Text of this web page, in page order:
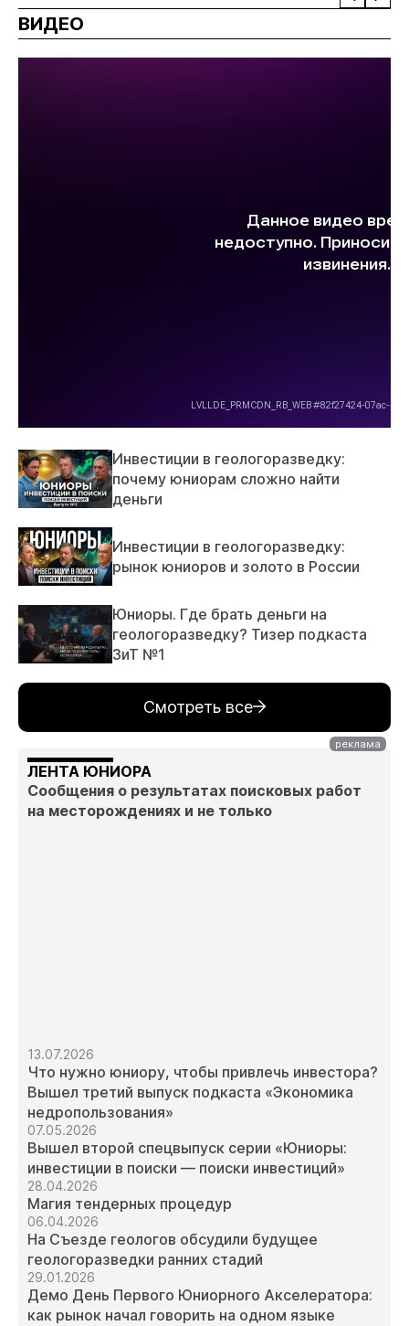
ВИДЕО
Инвестиции в геологоразведку:
почему юниорам сложно найти
деньги
Инвестиции в геологоразведку:
рынок юниоров и золото в России
Юниоры. Где брать деньги на
геологоразведку? Тизер подкаста
ЗиТ №1
Смотреть все
ЛЕНТА ЮНИОРА
Сообщения о результатах поисковых работ
на месторождениях и не только
13.07.2026
Что нужно юниору, чтобы привлечь инвестора?
Вышел третий выпуск подкаста «Экономика
недропользования»
07.05.2026
Вышел второй спецвыпуск серии «Юниоры:
инвестиции в поиски — поиски инвестиций»
28.04.2026
Магия тендерных процедур
06.04.2026
На Съезде геологов обсудили будущее
геологоразведки ранних стадий
29.01.2026
Демо День Первого Юниорного Акселератора:
как рынок начал говорить на одном языке